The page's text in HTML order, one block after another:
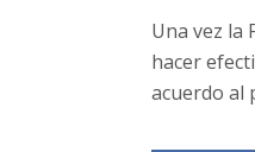
Una vez la
hacer
acuerdo al